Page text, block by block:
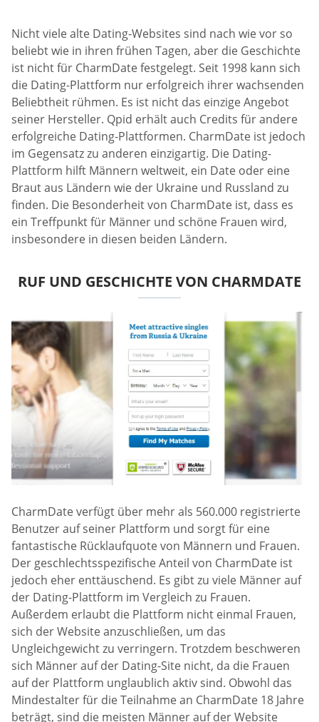
Nicht viele alte Dating-Websites sind nach wie vor so
beliebt wie in ihren frühen Tagen, aber die Geschichte
ist nicht für CharmDate festgelegt. Seit 1998 kann sich
die Dating-Plattform nur erfolgreich ihrer wachsenden
Beliebtheit rühmen. Es ist nicht das einzige Angebot
seiner Hersteller. Qpid erhält auch Credits für andere
erfolgreiche Dating-Plattformen. CharmDate ist jedoch
im Gegensatz zu anderen einzigartig. Die Dating-
Plattform hilft Männern weltweit, ein Date oder eine
Braut aus Ländern wie der Ukraine und Russland zu
finden. Die Besonderheit von CharmDate ist, dass es
ein Treffpunkt für Männer und schöne Frauen wird,
insbesondere in diesen beiden Ländern.
RUF UND GESCHICHTE VON CHARMDATE
CharmDate verfügt über mehr als 560.000 registrierte
Benutzer auf seiner Plattform und sorgt für eine
fantastische Rücklaufquote von Männern und Frauen.
Der geschlechtsspezifische Anteil von CharmDate ist
jedoch eher enttäuschend. Es gibt zu viele Männer auf
der Dating-Plattform im Vergleich zu Frauen.
Außerdem erlaubt die Plattform nicht einmal Frauen,
sich der Website anzuschließen, um das
Ungleichgewicht zu verringern. Trotzdem beschweren
sich Männer auf der Dating-Site nicht, da die Frauen
auf der Plattform unglaublich aktiv sind. Obwohl das
Mindestalter für die Teilnahme an CharmDate 18 Jahre
beträgt, sind die meisten Männer auf der Website